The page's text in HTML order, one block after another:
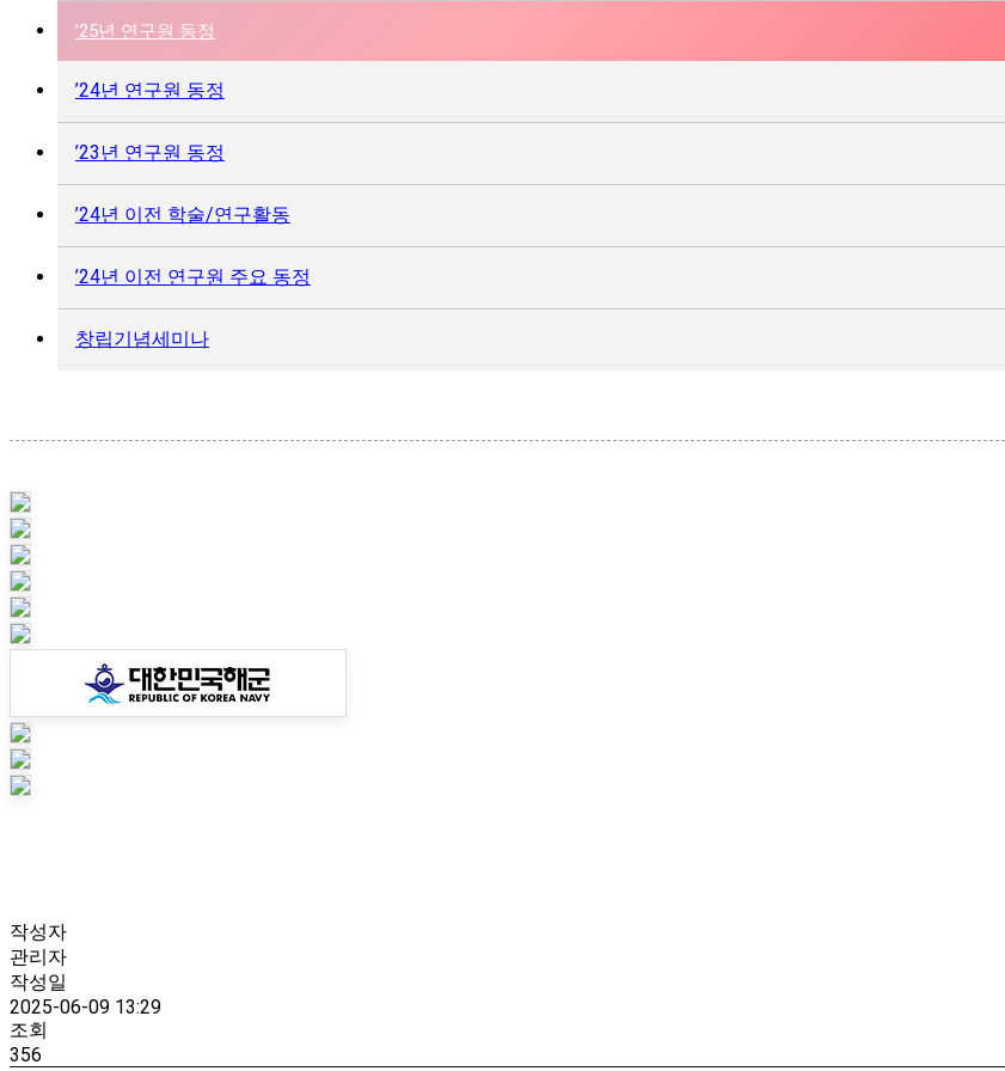
’25년 연구원 동정
’24년 연구원 동정
’23년 연구원 동정
’24년 이전 학술/연구활동
’24년 이전 연구원 주요 동정
창립기념세미나
작성자
관리자
작성일
2025-06-09 13:29
조회
356